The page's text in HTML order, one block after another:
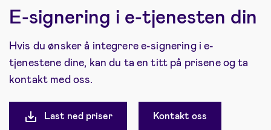
E-signering i e-tjenesten din
Hvis du ønsker å integrere e-signering i e-
tjenestene dine, kan du ta en titt på prisene og ta
kontakt med oss.
Last ned priser Kontakt oss